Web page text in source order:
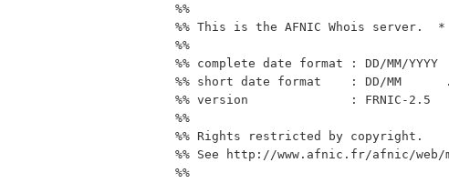
%%
%% This is the AFNIC Whois
%%
%% complete date format : DD/
%% short date format    : DD/
%% version              :
%%
%% Rights restricted by copyright.
%% See http://www.afnic.fr/afnic/web/
%%